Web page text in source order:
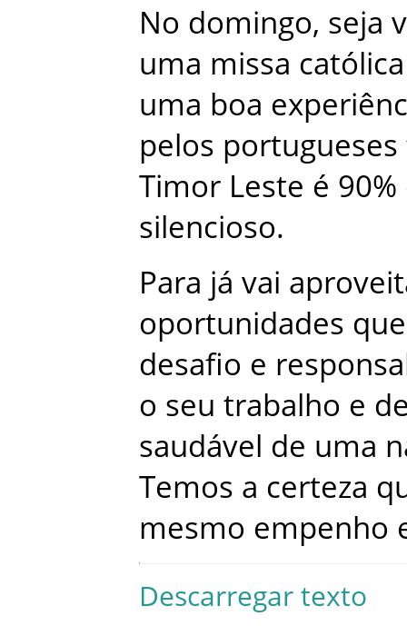
No domingo, seja
uma missa católica
uma boa
pelos portugueses
Timor Leste é 90%
silencioso.
Para já vai
oportunidades que
desafio e
o seu trabalho e
saudável de uma
Temos a certeza
mesmo empenho
Descarregar texto